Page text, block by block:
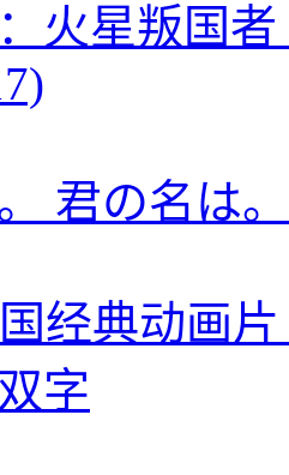
火星叛国者
君の名は
经典动画
字